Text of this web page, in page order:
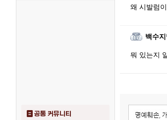
공통 커뮤니티
왜 시발럼
백수
뭐 있는지